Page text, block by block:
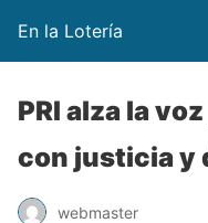
En la Lotería
PRI alza la
con justicia y
webmaster